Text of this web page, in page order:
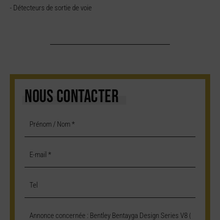
- Détecteurs de sortie de voie
NOUS CONTACTER